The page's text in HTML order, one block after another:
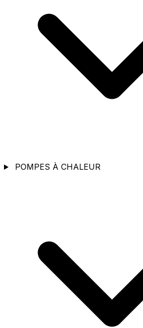
POMPES À CHALEUR